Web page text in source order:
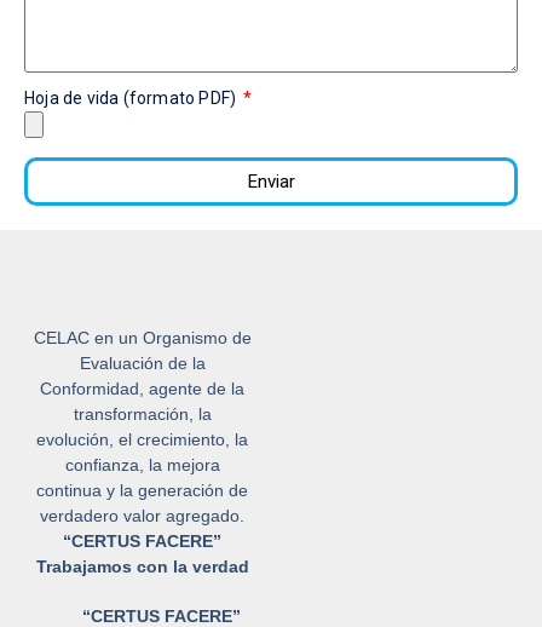
Hoja de vida (formato PDF)
Enviar
CELAC en un Organismo de
Evaluación de la
Conformidad, agente de la
transformación, la
evolución, el crecimiento, la
confianza, la mejora
continua y la generación de
verdadero valor agregado.
“CERTUS FACERE”
Trabajamos con la verdad
“CERTUS FACERE”